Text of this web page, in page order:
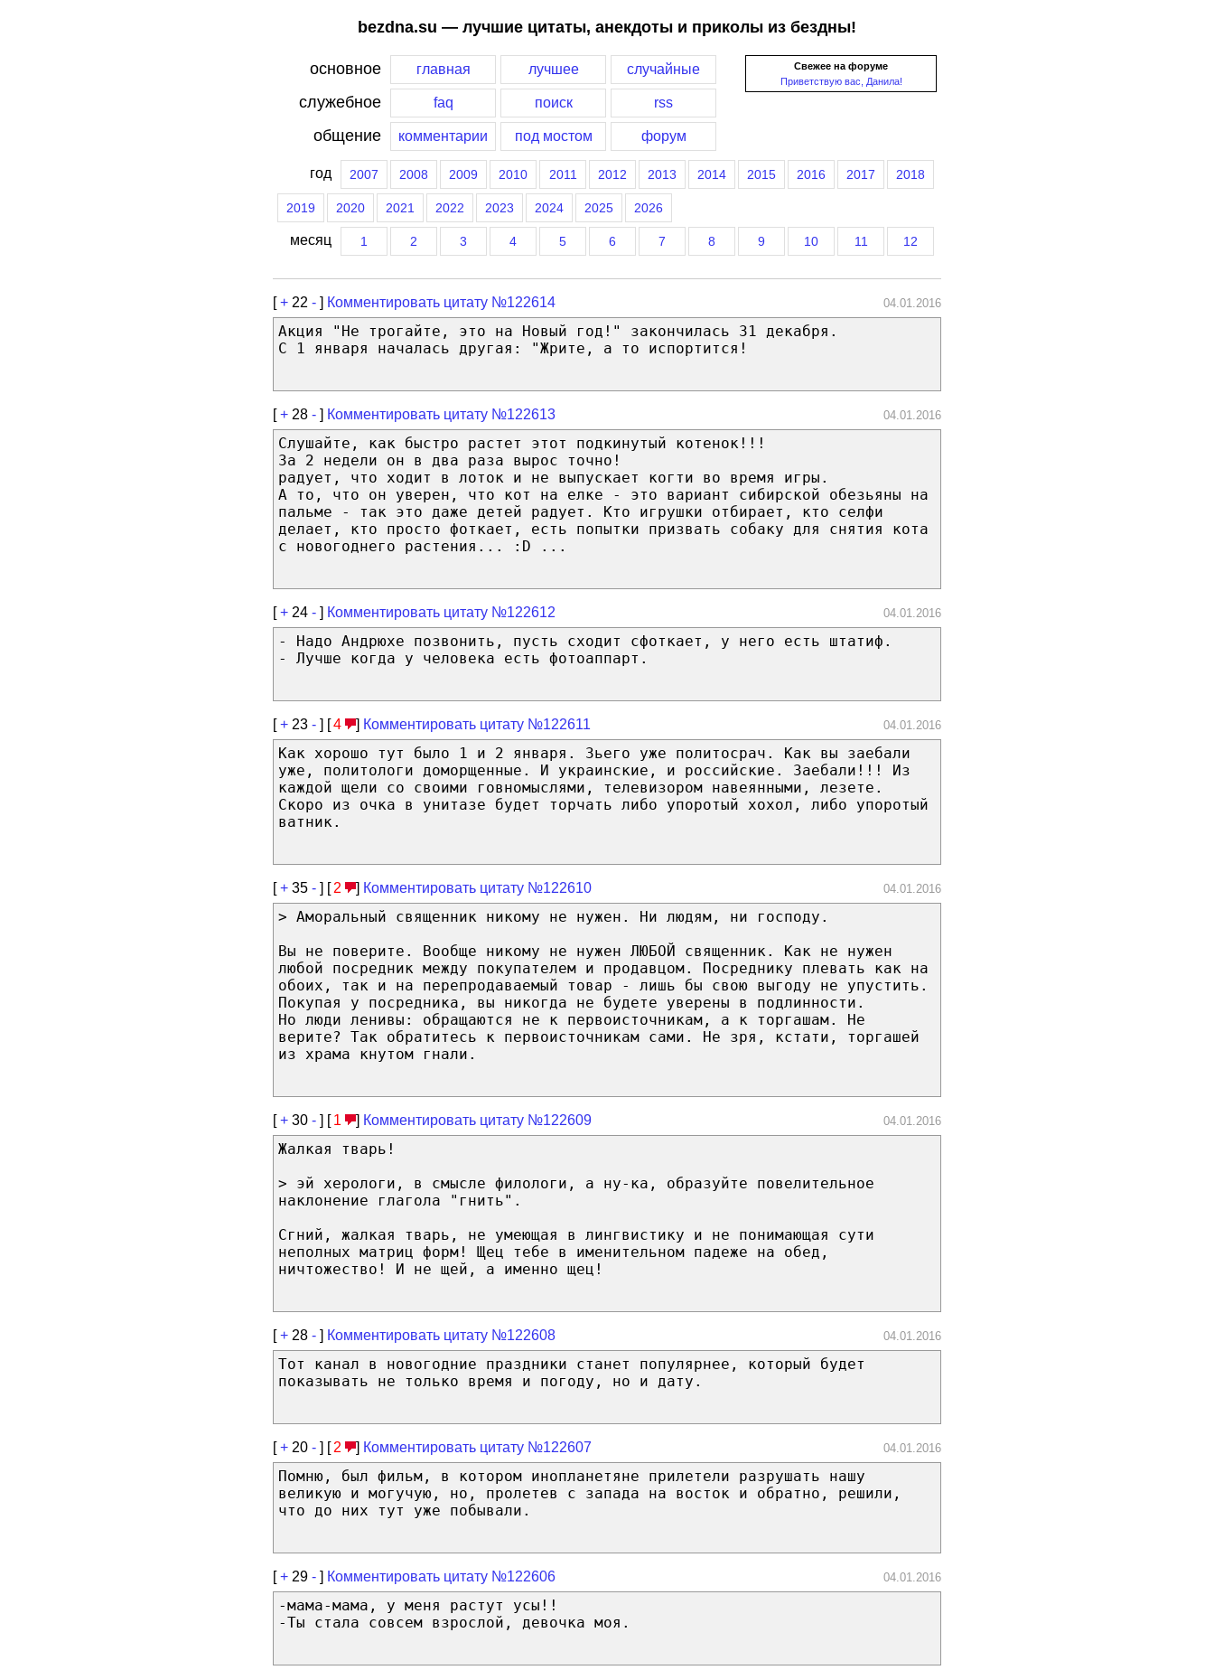
bezdna.su — лучшие цитаты, анекдоты и приколы из бездны!
Свежее на форуме
Приветствую вас, Данила!
основное главная лучшее случайные
служебное faq поиск rss
общение комментарии под мостом форум
год 2007 2008 2009 2010 2011 2012 2013 2014 2015 2016 2017 2018
2019 2020 2021 2022 2023 2024 2025 2026
месяц 1 2 3 4 5 6 7 8 9 10 11 12
[+ 22 - ] Комментировать цитату №122614 04.01.2016
Акция "Не трогайте, это на Новый год!" закончилась 31 декабря.
С 1 января началась другая: "Жрите, а то испортится!
[+ 28 - ] Комментировать цитату №122613 04.01.2016
Слушайте, как быстро растет этот подкинутый котенок!!!
За 2 недели он в два раза вырос точно!
радует, что ходит в лоток и не выпускает когти во время игры.
А то, что он уверен, что кот на елке - это вариант сибирской обезьяны на
пальме - так это даже детей радует. Кто игрушки отбирает, кто селфи
делает, кто просто фоткает, есть попытки призвать собаку для снятия кота
с новогоднего растения... :D ...
[+ 24 - ] Комментировать цитату №122612 04.01.2016
- Надо Андрюхе позвонить, пусть сходит сфоткает, у него есть штатиф.
- Лучше когда у человека есть фотоаппарт.
[+ 23 - ] [4 ] Комментировать цитату №122611 04.01.2016
Как хорошо тут было 1 и 2 января. 3ьего уже политосрач. Как вы заебали
уже, политологи доморщенные. И украинские, и российские. Заебали!!! Из
каждой щели со своими говномыслями, телевизором навеянными, лезете.
Скоро из очка в унитазе будет торчать либо упоротый хохол, либо упоротый
ватник.
[+ 35 - ] [ 2 ] Комментировать цитату №122610 04.01.2016
> Аморальный священник никому не нужен. Ни людям, ни господу.
Вы не поверите. Вообще никому не нужен ЛЮБОЙ священник. Как не нужен
любой посредник между покупателем и продавцом. Посреднику плевать как на
обоих, так и на перепродаваемый товар - лишь бы свою выгоду не упустить.
Покупая у посредника, вы никогда не будете уверены в подлинности.
Но люди ленивы: обращаются не к первоисточникам, а к торгашам. Не
верите? Так обратитесь к первоисточникам сами. Не зря, кстати, торгашей
из храма кнутом гнали.
[+ 30 - ] [ 1 ] Комментировать цитату №122609 04.01.2016
Жалкая тварь!
> эй херологи, в смысле филологи, а ну-ка, образуйте повелительное
наклонение глагола "гнить".
Сгний, жалкая тварь, не умеющая в лингвистику и не понимающая сути
неполных матриц форм! Щец тебе в именительном падеже на обед,
ничтожество! И не щей, а именно щец!
[+ 28 - ] Комментировать цитату №122608 04.01.2016
Тот канал в новогодние праздники станет популярнее, который будет
показывать не только время и погоду, но и дату.
[+ 20 - ] [ 2 ] Комментировать цитату №122607 04.01.2016
Помню, был фильм, в котором инопланетяне прилетели разрушать нашу
великую и могучую, но, пролетев с запада на восток и обратно, решили,
что до них тут уже побывали.
[+ 29 - ] Комментировать цитату №122606 04.01.2016
-мама-мама, у меня растут усы!!
-Ты стала совсем взрослой, девочка моя.